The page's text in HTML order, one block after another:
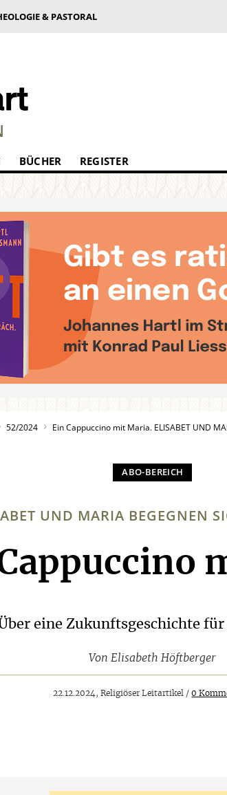
& PASTORAL
BÜCHER REGISTER
52/2024 Ein Cappuccino mit Maria. ELISABET UND
UND MARIA BEGEGNEN
:
eine Zukunftsgeschichte für
Von Elisabeth Höftberger
22.12.2024, Religiöser Leitartikel /0